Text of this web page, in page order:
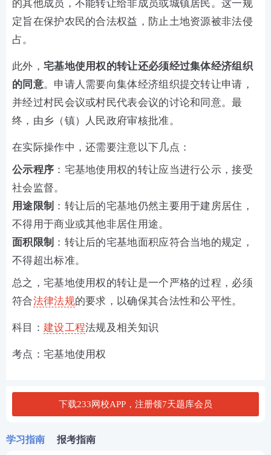
的其他成员，不能转让给非成员或城镇居民。这一规
定旨在保护农民的合法权益，防止土地资源被非法侵
占。
此外， 宅基地使用权的转让还必须经过集体经济组织
的同意。申请人需要向集体经济组织提交转让申请，
并经过村民会议或村民代表会议的讨论和同意。最
终，由乡（镇）人民政府审核批准。
在实际操作中，还需要注意以下几点：
公示程序 ：宅基地使用权的转让应当进行公示，接受
社会监督。
用途限制 ：转让后的宅基地仍然主要用于建房居住，
不得用于商业或其他非居住用途。
面积限制 ：转让后的宅基地面积应符合当地的规定，
不得超出标准。
总之，宅基地使用权的转让是一个严格的过程，必须
符合法律法规的要求，以确保其合法性和公平性。
科目： 建设工程法规及相关知识
考点：宅基地使用权
下载233网校APP，注册领7天题库会员
学习指南 报考指南